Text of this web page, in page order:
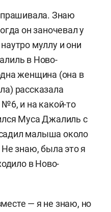
Знаю
он заночевал у
муллу и они
в Ново-
женщина (она в
рассказала
и на какой-то
Муса Джалиль с
малыша около
знаю, была это я
в Ново-
— я не знаю, но